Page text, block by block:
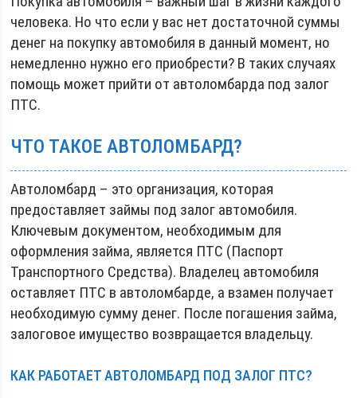
человека. Но что если у вас нет достаточной суммы
денег на покупку автомобиля в данный момент, но
немедленно нужно его приобрести? В таких случаях
помощь может прийти от автоломбарда под залог
ПТС.
ЧТО ТАКОЕ АВТОЛОМБАРД?
Автоломбард – это организация, которая
предоставляет займы под залог автомобиля.
Ключевым документом, необходимым для
оформления займа, является ПТС (Паспорт
Транспортного Средства). Владелец автомобиля
оставляет ПТС в автоломбарде, а взамен получает
необходимую сумму денег. После погашения займа,
залоговое имущество возвращается владельцу.
КАК РАБОТАЕТ АВТОЛОМБАРД ПОД ЗАЛОГ ПТС?